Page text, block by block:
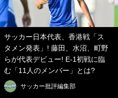
サッカー日本代表、香港戦「ス
タメン発表」! 藤田、水沼、町野
らが代表デビュー! E-1初戦に臨
む「11人のメンバー」とは?
サッカー批評編集部